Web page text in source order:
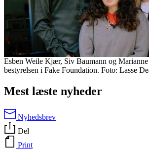
Esben Weile Kjær, Siv Baumann og
bestyrelsen i Fake Foundation. Foto: Lasse
Mest læste nyheder
Nyhedsbrev
Del
Print